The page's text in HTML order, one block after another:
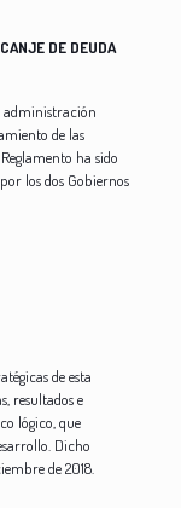
DE DEUDA
administración
de las
ha sido
los dos Gobiernos
de esta
resultados e
lógico, que
Dicho
de 2018.